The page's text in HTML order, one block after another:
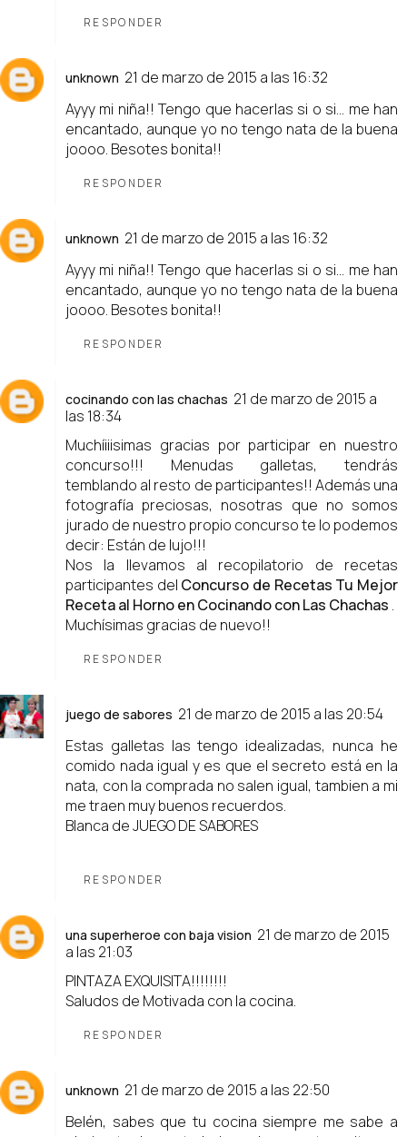
RESPONDER
unknown 21 de marzo de 2015 a las 16:32
Ayyy mi niña!! Tengo que hacerlas si o si... me han
encantado, aunque yo no tengo nata de la buena
joooo. Besotes bonita!!
RESPONDER
unknown 21 de marzo de 2015 a las 16:32
Ayyy mi niña!! Tengo que hacerlas si o si... me han
encantado, aunque yo no tengo nata de la buena
joooo. Besotes bonita!!
RESPONDER
cocinando con las chachas 21 de marzo de 2015 a
las 18:34
Muchíiiisimas gracias por participar en nuestro
concurso!!! Menudas galletas, tendrás
temblando al resto de participantes!! Además una
fotografía preciosas, nosotras que no somos
jurado de nuestro propio concurso te lo podemos
decir: Están de lujo!!!
Nos la llevamos al recopilatorio de recetas
participantes del Concurso de Recetas Tu Mejor
Receta al Horno en Cocinando con Las Chachas .
Muchísimas gracias de nuevo!!
RESPONDER
juego de sabores 21 de marzo de 2015 a las 20:54
Estas galletas las tengo idealizadas, nunca he
comido nada igual y es que el secreto está en la
nata, con la comprada no salen igual, tambien a mi
me traen muy buenos recuerdos.
Blanca deJUEGO DE SABORES
RESPONDER
una superheroe con baja vision 21 de marzo de 2015
a las 21:03
PINTAZA EXQUISITA!!!!!!!!
Saludos de Motivada con la cocina.
RESPONDER
unknown 21 de marzo de 2015 a las 22:50
Belén, sabes que tu cocina siempre me sabe a